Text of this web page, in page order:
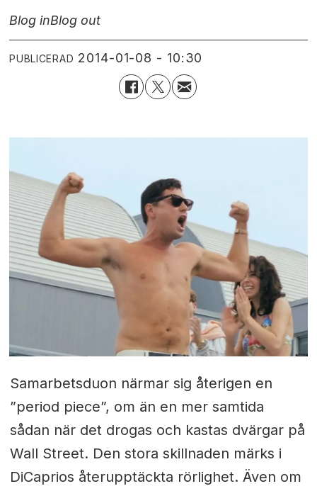
Blog inBlog out
PUBLICERAD 2014-01-08 - 10:30
Samarbetsduon närmar sig återigen en
”period piece”, om än en mer samtida
sådan när det drogas och kastas dvärgar på
Wall Street. Den stora skillnaden märks i
DiCaprios återupptäckta rörlighet. Även om